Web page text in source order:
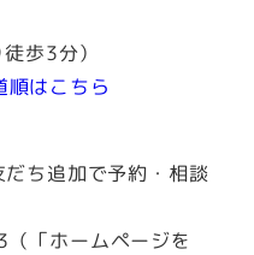
歩3分）
順はこちら
だち追加で予約・相談
「ホームページを